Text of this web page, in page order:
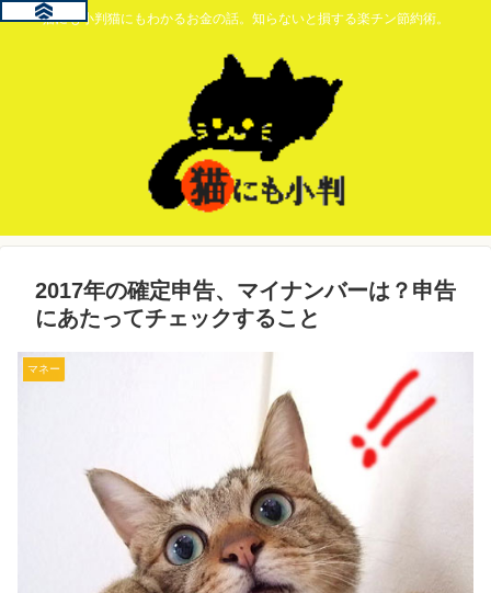
猫にも小判猫にもわかるお金の話。知らないと損する楽チン節約術。
2017年の確定申告、マイナンバーは？申告
にあたってチェックすること
マネー